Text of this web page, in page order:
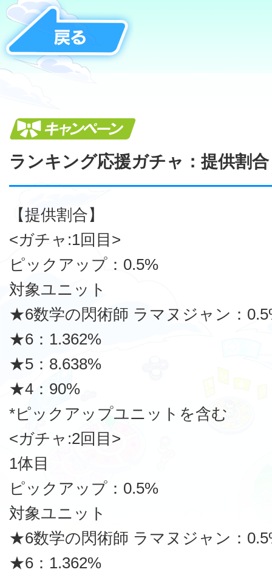
ランキング応援ガチャ：提供割合
【提供割合】
<ガチャ:1回目>
ピックアップ：0.5%
対象ユニット
★6数学の閃術師 ラマヌジャン：
★6：1.362%
★5：8.638%
★4：90%
*ピックアップユニットを含む
<ガチャ:2回目>
1体目
ピックアップ：0.5%
対象ユニット
★6数学の閃術師 ラマヌジャン：
★6：1.362%